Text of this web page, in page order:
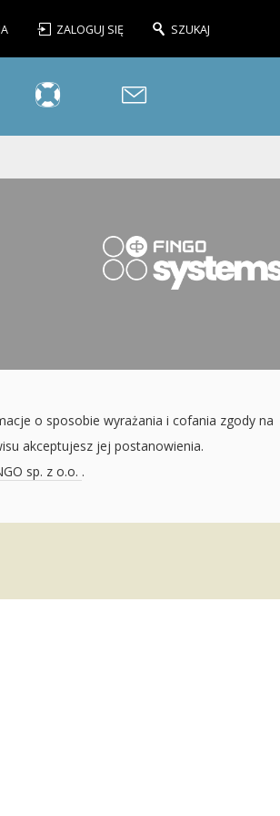
ZALOGUJ SIĘ SZUKAJ
o sposobie wyrażania i cofania zgody na
akceptujesz jej postanowienia.
sp. z o.o. .